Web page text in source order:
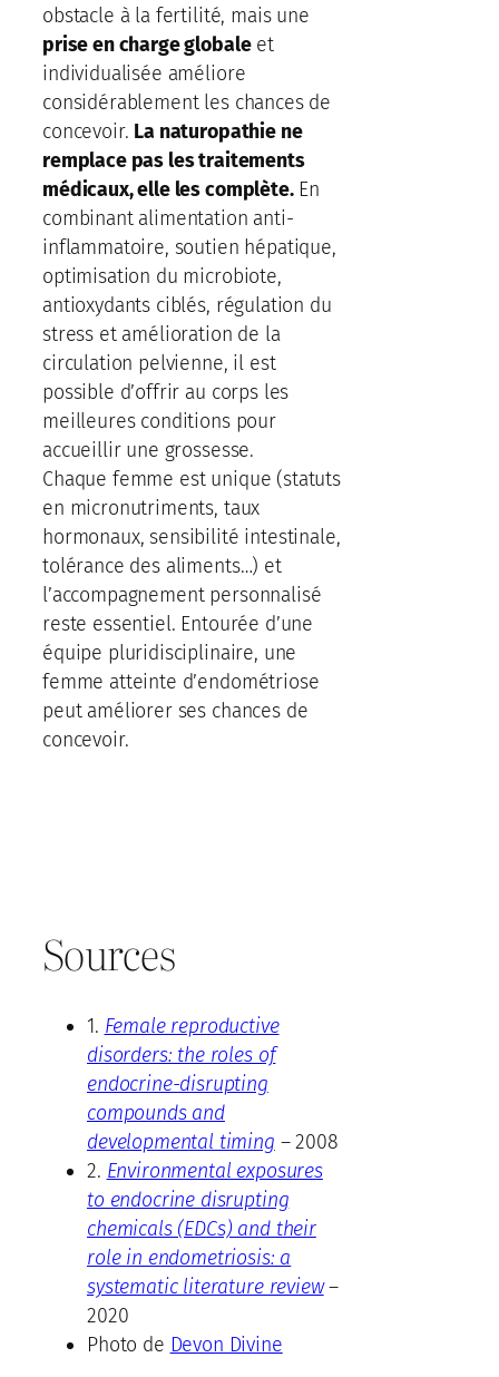
obstacle à la fertilité, mais une
prise en charge globaleet
individualisée améliore
considérablement les chances de
concevoir. La naturopathie ne
remplace pas les traitements
médicaux, elle les complète.En
combinant alimentation anti-
inflammatoire, soutien hépatique,
optimisation du microbiote,
antioxydants ciblés, régulation du
stress et amélioration de la
circulation pelvienne, il est
possible d’offrir au corps les
meilleures conditions pour
accueillir une grossesse.
Chaque femme est unique (statuts
en micronutriments, taux
hormonaux, sensibilité intestinale,
tolérance des aliments…) et
l’accompagnement personnalisé
reste essentiel. Entourée d’une
équipe pluridisciplinaire, une
femme atteinte d’endométriose
peut améliorer ses chances de
concevoir.
Sources
1. Female reproductive
disorders: the roles of
endocrine-disrupting
compounds and
developmental timing – 2008
2. Environmental exposures
to endocrine disrupting
chemicals (EDCs) and their
role in endometriosis: a
systematic literature review–
2020
Photo de Devon Divine